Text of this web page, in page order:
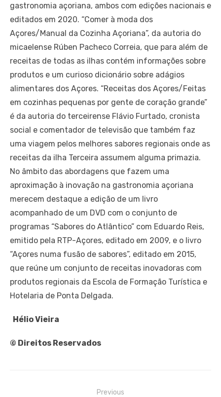
gastronomia açoriana, ambos com edições nacionais e
editados em 2020. “Comer à moda dos
Açores/Manual da Cozinha Açoriana”, da autoria do
micaelense Rúben Pacheco Correia, que para além de
receitas de todas as ilhas contém informações sobre
produtos e um curioso dicionário sobre adágios
alimentares dos Açores. “Receitas dos Açores/Feitas
em cozinhas pequenas por gente de coração grande”
é da autoria do terceirense Flávio Furtado, cronista
social e comentador de televisão que também faz
uma viagem pelos melhores sabores regionais onde as
receitas da ilha Terceira assumem alguma primazia.
No âmbito das abordagens que fazem uma
aproximação à inovação na gastronomia açoriana
merecem destaque a edição de um livro
acompanhado de um DVD com o conjunto de
programas “Sabores do Atlântico” com Eduardo Reis,
emitido pela RTP-Açores, editado em 2009, e o livro
“Açores numa fusão de sabores”, editado em 2015,
que reúne um conjunto de receitas inovadoras com
produtos regionais da Escola de Formação Turística e
Hotelaria de Ponta Delgada.
Hélio Vieira
© Direitos Reservados
Previous